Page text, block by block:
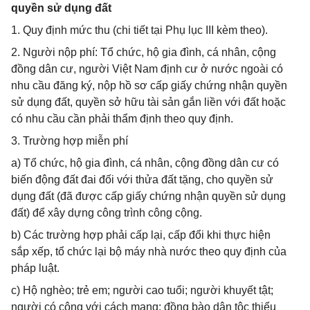
quyền sử dụng đất
1. Quy định mức thu (chi tiết tại Phụ lục III kèm theo).
2. Người nộp phí: Tổ chức, hộ gia đình, cá nhân, cộng
đồng dân cư, người Việt Nam định cư ở nước ngoài có
nhu cầu đăng ký, nộp hồ sơ cấp giấy chứng nhận quyền
sử dụng đất, quyền sở hữu tài sản gắn liền với đất hoặc
có nhu cầu cần phải thẩm định theo quy định.
3. Trường hợp miễn phí
a) Tổ chức, hộ gia đình, cá nhân, cộng đồng dân cư có
biến động đất đai đối với thửa đất tặng, cho quyền sử
dụng đất (đã được cấp giấy chứng nhận quyền sử dụng
đất) để xây dựng công trình công cộng.
b) Các trường hợp phải cấp lại, cấp đổi khi thực hiện
sắp xếp, tổ chức lại bộ máy nhà nước theo quy định của
pháp luật.
c) Hộ nghèo; trẻ em; người cao tuổi; người khuyết tật;
người có công với cách mạng; đồng bào dân tộc thiểu